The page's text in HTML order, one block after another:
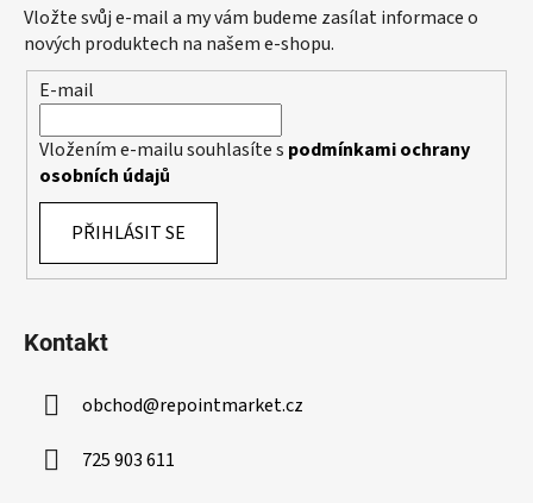
v
k
v
ý
p
Vložte svůj e-mail a my vám budeme zasílat informace o
nových produktech na našem e-shopu.
E-mail
Vložením e-mailu souhlasíte s podmínkami ochrany
osobních údajů
PŘIHLÁSIT SE
Kontakt
obchod@repointmarket.cz
725 903 611